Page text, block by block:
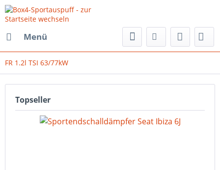
Menü
FR 1.2l TSI 63/77kW
Topseller